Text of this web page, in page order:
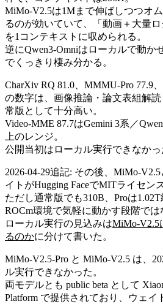
MiMo-V2.5は1Mまで伸ばしつつオ
るのが効いていて、「動画＋大量ロ
を1コンテキストに収められる。
逆にQwen3-Omniはローカルで動か
でくっきり棲み分かる。
CharXiv RQ 81.0、MMMU-Pro 77.9
の数字は、画像推論・論文表組解
常版として十分高い。
Video-MME 87.7はGemini 3系／
上のレンジ。
公開当初はローカル実行できなかっ
2026-04-29追記: その後、MiMo-
イトがHugging FaceでMITライセン
ただし通常版でも310B、Proは
ROCm環境で気軽に動かす段階では
ローカル実行の見込みはMiMo-V2.5
るのかに分けて書いた。
MiMo-V2.5-Pro と MiMo-V2.5 は、
ル実行できなかった。
両モデルとも public beta として
Platform で提供されており、ウェイ